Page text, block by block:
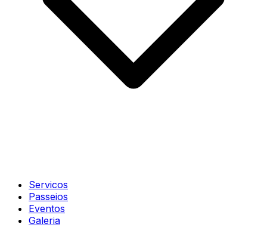
Servicos
Passeios
Eventos
Galeria